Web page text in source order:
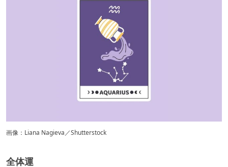
画像：Liana Nagieva／Shutterstock
全体運